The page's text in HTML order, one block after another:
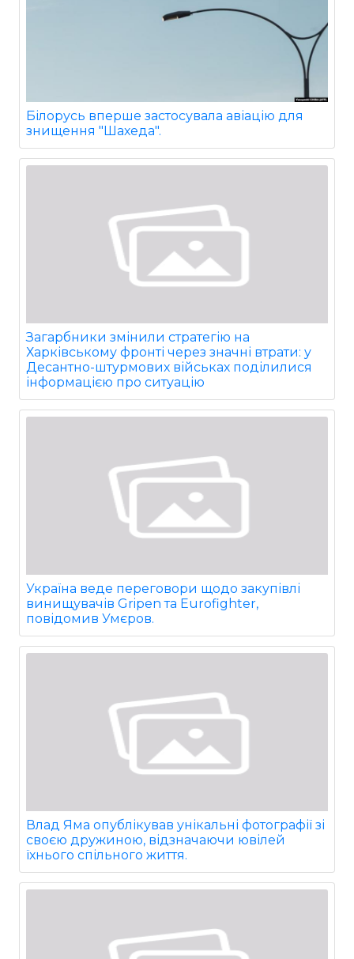
Білорусь вперше застосувала авіацію для
знищення "Шахеда".
Загарбники змінили стратегію на
Харківському фронті через значні втрати: у
Десантно-штурмових військах поділилися
інформацією про ситуацію
Україна веде переговори щодо закупівлі
винищувачів Gripen та Eurofighter,
повідомив Умєров.
Влад Яма опублікував унікальні фотографії зі
своєю дружиною, відзначаючи ювілей
їхнього спільного життя.